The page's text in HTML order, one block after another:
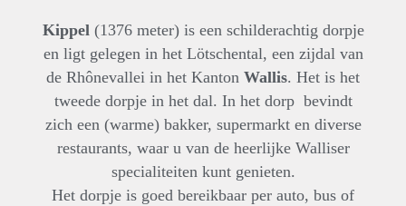
Kippel(1376 meter) is een schilderachtig dorpje
en ligt gelegen in het Lötschental, een zijdal van
de Rhônevallei in het Kanton Wallis. Het is het
tweede dorpje in het dal. In het dorp bevindt
zich een (warme) bakker, supermarkt en diverse
restaurants, waar u van de heerlijke Walliser
specialiteiten kunt genieten.
Het dorpje is goed bereikbaar per auto, bus of